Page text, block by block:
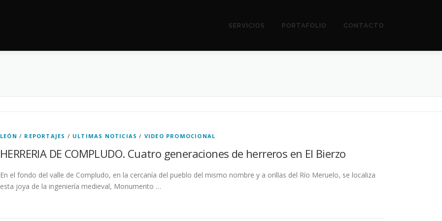
SERVICIOS PORTAFOLIO CONTACTO
LEÓN / REPORTAJES / ULTIMAS NOTICIAS / VIDEO PROMOCIONAL
HERRERIA DE COMPLUDO. Cuatro generaciones de herreros en El Bierzo
En el fondo del valle de Compludo, en la cercanía del pueblo del mismo nombre y a orillas del Río Meruelo, se localiza
esta joya de la ingeniería medieval, Monumento …